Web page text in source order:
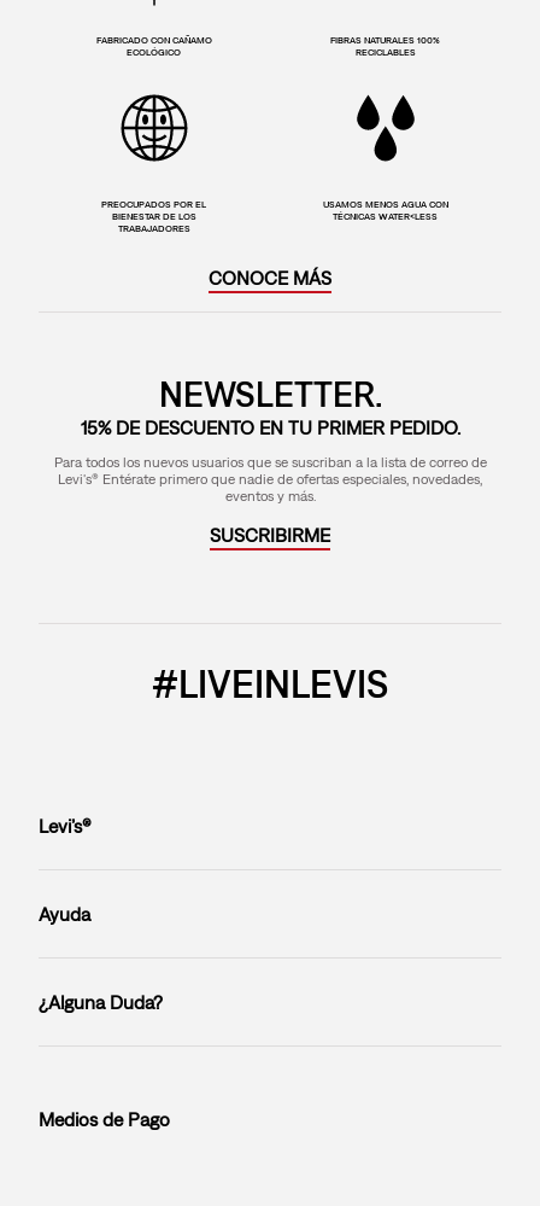
FABRICADO CON CAÑAMO
ECOLÓGICO
FIBRAS NATURALES 100%
RECICLABLES
PREOCUPADOS POR EL
BIENESTAR DE LOS
TRABAJADORES
USAMOS MENOS AGUA CON
TÉCNICAS WATER<LESS
CONOCE MÁS
NEWSLETTER.
15% DE DESCUENTO EN TU PRIMER PEDIDO.
Para todos los nuevos usuarios que se suscriban a la lista de correo de
Levi's® Entérate primero que nadie de ofertas especiales, novedades,
eventos y más.
SUSCRIBIRME
#LIVEINLEVIS
Levi’s®
Ayuda
¿Alguna Duda?
Medios de Pago